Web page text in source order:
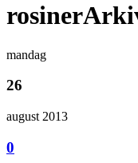
mandag
26
august 2013
0